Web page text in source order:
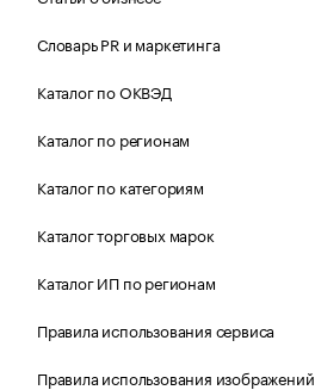
Словарь PR и маркетинга
Каталог по ОКВЭД
Каталог по регионам
Каталог по категориям
Каталог торговых марок
Каталог ИП по регионам
Правила использования сервиса
Правила использования изображений